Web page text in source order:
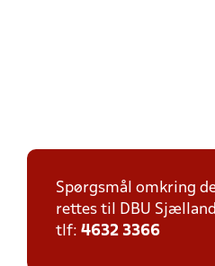
Spørgsmål omkring
rettes til DBU
tlf: 4632 3366